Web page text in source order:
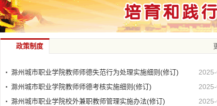
政策制度
滁州城市职业学院教师师德失范行为处理实施细则(修订)
滁州城市职业学院教师师德考核实施细则(修订)
滁州城市职业学院校外兼职教师管理实施办法(修订)